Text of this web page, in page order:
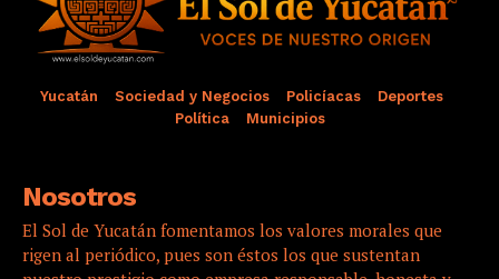
Yucatán Sociedad y Negocios Policíacas
Deportes
Política
Municipios
Nosotros
El Sol de Yucatán fomentamos los valores morales que
rigen al periódico, pues son éstos los que sustentan